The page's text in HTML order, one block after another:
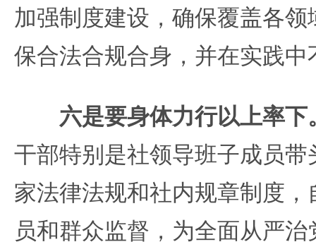
加强制度建设，确保覆盖各
保合法合规合身，并在实践
六是要身体力行以上率下
干部特别是社领导班子成员
家法律法规和社内规章制度
员和群众监督，为全面从严